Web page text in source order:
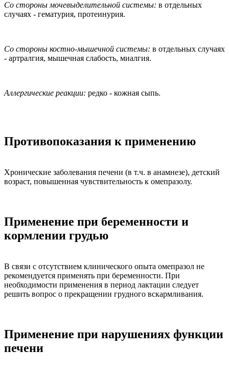
Со стороны мочевыделительной системы: в отдельных
случаях - гематурия, протеинурия.
Со стороны костно-мышечной системы: в отдельных случаях
- артралгия, мышечная слабость, миалгия.
Аллергические реакции: редко - кожная сыпь.
Противопоказания к применению
Хронические заболевания печени (в т.ч. в анамнезе), детский
возраст, повышенная чувствительность к омепразолу.
Применение при беременности и
кормлении грудью
В связи с отсутствием клинического опыта омепразол не
рекомендуется применять при беременности. При
необходимости применения в период лактации следует
решить вопрос о прекращении грудного вскармливания.
Применение при нарушениях функции
печени